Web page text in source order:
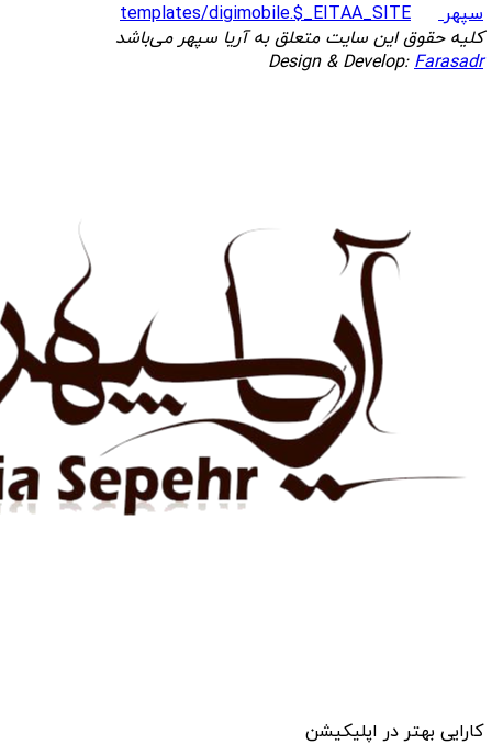
سپهر
templates/digimobile.$_EITAA_SITE
کلیه حقوق این سایت متعلق به آریا سپهر می‌باشد
Design & Develop:Farasadr
کارایی بهتر در اپلیکیشن